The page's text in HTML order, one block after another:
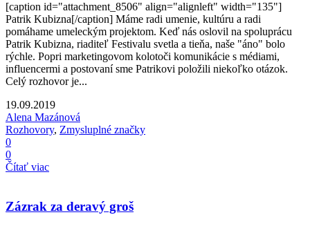
[caption id="attachment_8506" align="alignleft" width="135"]
Patrik Kubizna[/caption] Máme radi umenie, kultúru a radi
pomáhame umeleckým projektom. Keď nás oslovil na spoluprácu
Patrik Kubizna, riaditeľ Festivalu svetla a tieňa, naše "áno" bolo
rýchle. Popri marketingovom kolotoči komunikácie s médiami,
influencermi a postovaní sme Patrikovi položili niekoľko otázok.
Celý rozhovor je...
19.09.2019
Alena Mazánová
Rozhovory, Zmysluplné značky
0
0
Čítať viac
Zázrak za deravý groš